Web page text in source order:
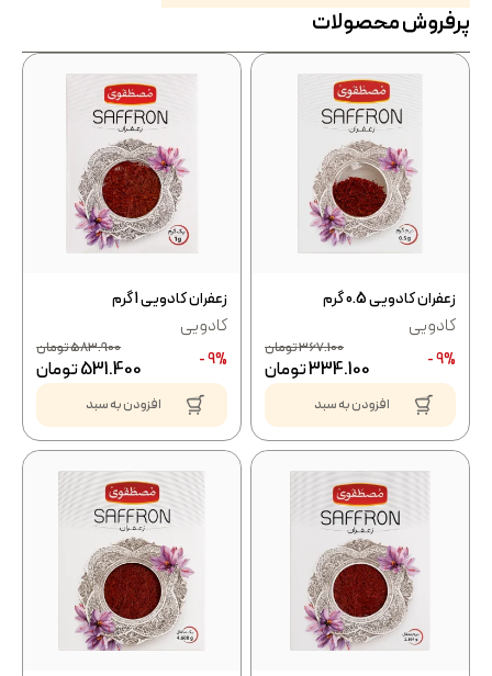
پرفروش محصولات
زعفران کادویی 0.5 گرم
کادویی
9% -
367.100تومان
334.100تومان
افزودن به سبد
زعفران کادویی 1 گرم
کادویی
9% -
583.900تومان
531.400تومان
افزودن به سبد